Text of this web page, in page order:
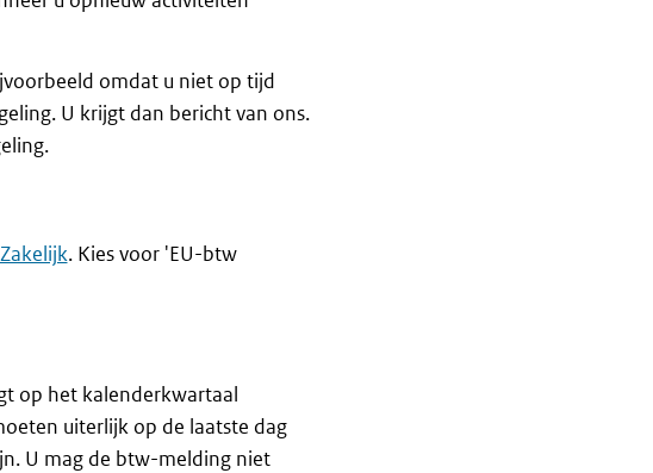
omdat u niet op tijd
U krijgt dan bericht van ons.
. Kies voor 'EU-btw
op het kalenderkwartaal
uiterlijk op de laatste dag
U mag de btw-melding niet